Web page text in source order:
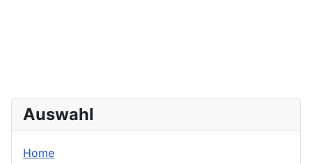
Auswahl
Home